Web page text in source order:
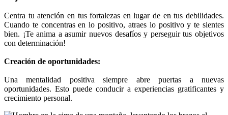
Centra tu atención en tus fortalezas en lugar de en tus debilidades.
Cuando te concentras en lo positivo, atraes lo positivo y te sientes
bien. ¡Te anima a asumir nuevos desafíos y perseguir tus objetivos
con determinación!
Creación de oportunidades:
Una mentalidad positiva siempre abre puertas a nuevas
oportunidades. Esto puede conducir a experiencias gratificantes y
crecimiento personal.